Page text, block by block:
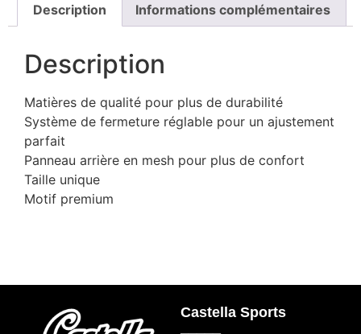
Description Informations complémentaires
Description
Matières de qualité pour plus de durabilité
Système de fermeture réglable pour un ajustement
parfait
Panneau arrière en mesh pour plus de confort
Taille unique
Motif premium
Castella Sports